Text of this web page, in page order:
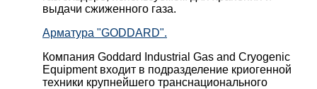
выдачи сжиженного газа.
Арматура "GODDARD".
Компания Goddard Industrial Gas and Cryogenic
Equipment входит в подразделение криогенной
техники крупнейшего транснационального